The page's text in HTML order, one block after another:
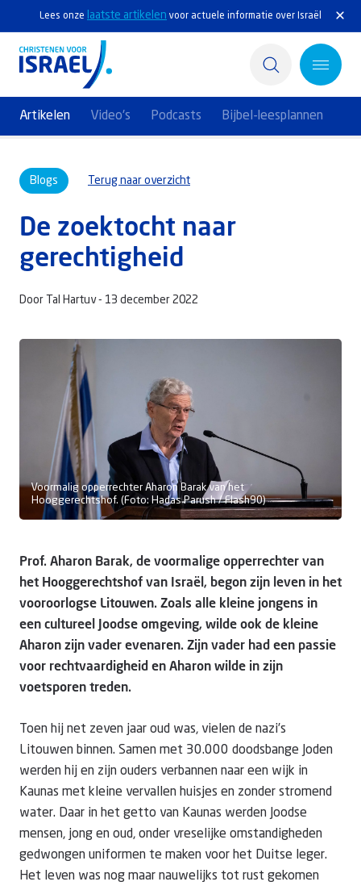
Lees onze laatste artikelen voor actuele informatie over Israël
Artikelen Video's Podcasts Bijbel-leesplannen
Actief
Ontdek
Steun Israël
Kennisbank
Doneer
Blogs Terug naar overzicht
De zoektocht naar
gerechtigheid
Door Tal Hartuv - 13 december 2022
Voormalig opperrechter Aharon Barak van het
Hooggerechtshof. (Foto: Hadas Parush / Flash90)
Prof. Aharon Barak, de voormalige opperrechter van
het Hooggerechtshof van Israël, begon zijn leven in het
vooroorlogse Litouwen. Zoals alle kleine jongens in
een cultureel Joodse omgeving, wilde ook de kleine
Aharon zijn vader evenaren. Zijn vader had een passie
voor rechtvaardigheid en Aharon wilde in zijn
voetsporen treden.
Toen hij net zeven jaar oud was, vielen de nazi’s
Litouwen binnen. Samen met 30.000 doodsbange Joden
werden hij en zijn ouders verbannen naar een wijk in
Kaunas met kleine vervallen huisjes en zonder stromend
water. Daar in het getto van Kaunas werden Joodse
mensen, jong en oud, onder vreselijke omstandigheden
gedwongen uniformen te maken voor het Duitse leger.
Het leven was nog maar nauwelijks tot rust gekomen